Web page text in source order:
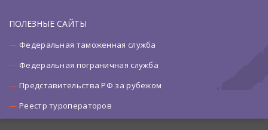
ПОЛЕЗНЫЕ САЙТЫ
Федеральная таможенная служба
Федеральная пограничная служба
Представительства РФ за рубежом
Реестр туроператоров